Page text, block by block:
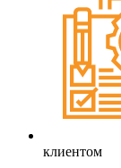
клиентом